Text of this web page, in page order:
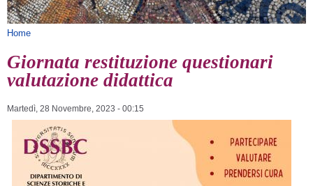
SERVIZI
Tu sei qui
Home
Giornata restituzione questionari
valutazione didattica
Martedì, 28 Novembre, 2023 - 00:15